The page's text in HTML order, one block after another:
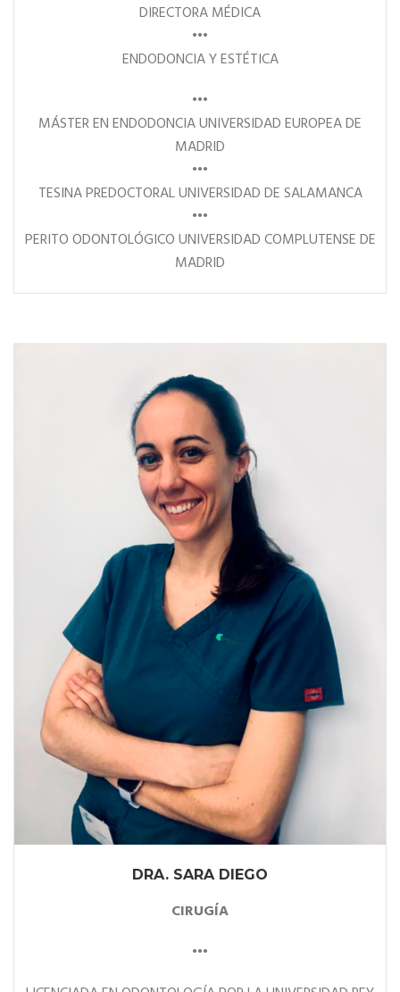
DIRECTORA MÉDICA
•••
ENDODONCIA Y ESTÉTICA
•••
MÁSTER EN ENDODONCIA UNIVERSIDAD EUROPEA DE
MADRID
•••
TESINA PREDOCTORAL UNIVERSIDAD DE SALAMANCA
•••
PERITO ODONTOLÓGICO UNIVERSIDAD COMPLUTENSE DE
MADRID
DRA. SARA DIEGO
CIRUGÍA
•••